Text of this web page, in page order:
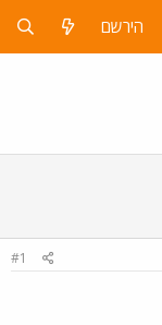
הירשם
#1